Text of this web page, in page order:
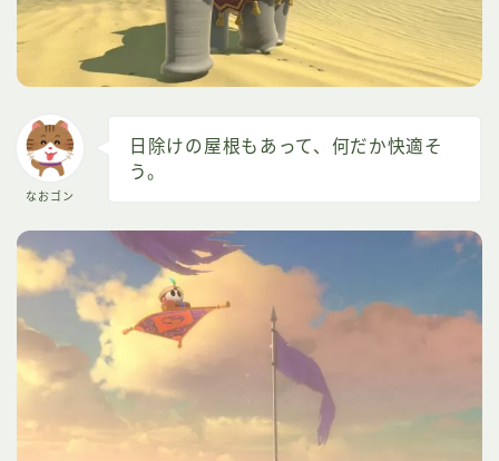
なおゴン
日除けの屋根もあって、何だか快適そ
う。